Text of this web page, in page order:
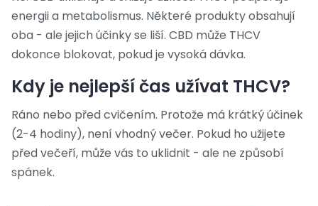
energii a metabolismus. Některé produkty obsahují
oba - ale jejich účinky se liší. CBD může THCV
dokonce blokovat, pokud je vysoká dávka.
Kdy je nejlepší čas užívat THCV?
Ráno nebo před cvičením. Protože má krátký účinek
(2-4 hodiny), není vhodný večer. Pokud ho užijete
před večeří, může vás to uklidnit - ale ne způsobí
spánek.